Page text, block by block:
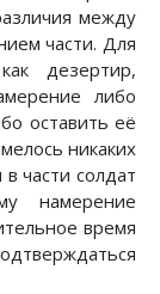
между
части. Для
дезертир,
либо
оставить её
никаких
в части солдат
намерение
время